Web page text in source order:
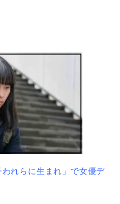
れらに生まれ」で女優デ